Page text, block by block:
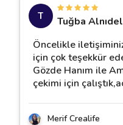
T
Tuğba
Öncelikle
için çok teşekkür
Gözde Hanım ile
çekimi için
Merif Crealife